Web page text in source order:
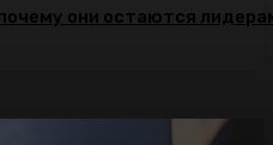
они остаются